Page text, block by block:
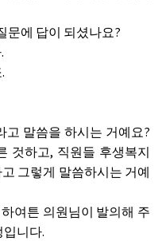
문에 답이 되셨나요?
고 말씀을 하시는 거예요?
것하고, 직원들 후생복지
그렇게 말씀하시는 거예
여튼 의원님이 발의해 주
입니다.